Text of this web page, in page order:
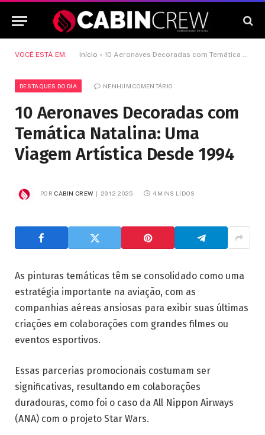
VOCÊ ESTÁ EM: Início » 10 Aeronaves Decoradas com Temática Natalina: Uma Viagem Artística Desde 1994
DESTAQUES DO DIA NENHUM COMENTÁRIO
10 Aeronaves Decoradas com
Temática Natalina: Uma
Viagem Artística Desde 1994
POR CABIN CREW 29.12.2025 4 MINS LIDOS
As pinturas temáticas têm se consolidado como uma
estratégia importante na aviação, com as
companhias aéreas ansiosas para exibir suas últimas
criações em colaborações com grandes filmes ou
eventos esportivos.
Essas parcerias promocionais costumam ser
significativas, resultando em colaborações
duradouras, como foi o caso da All Nippon Airways
(ANA) com o projeto Star Wars.